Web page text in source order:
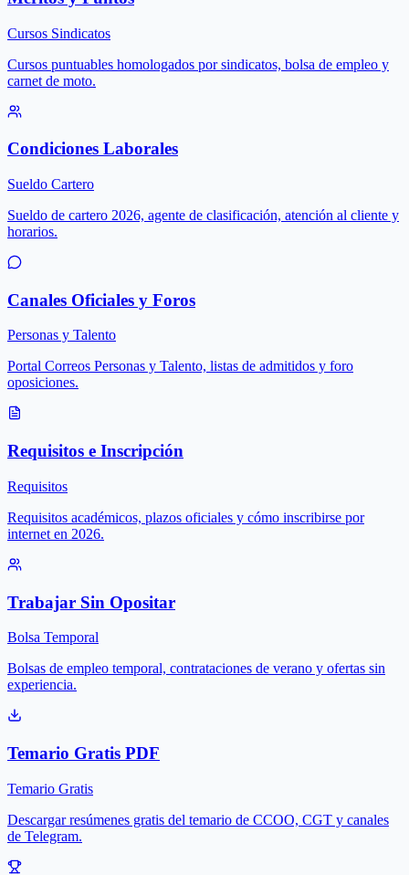
Cursos Sindicatos
Cursos puntuables homologados por sindicatos, bolsa de empleo y
carnet de moto.
Condiciones Laborales
Sueldo Cartero
Sueldo de cartero 2026, agente de clasificación, atención al cliente y
horarios.
Canales Oficiales y Foros
Personas y Talento
Portal Correos Personas y Talento, listas de admitidos y foro
oposiciones.
Requisitos e Inscripción
Requisitos
Requisitos académicos, plazos oficiales y cómo inscribirse por
internet en 2026.
Trabajar Sin Opositar
Bolsa Temporal
Bolsas de empleo temporal, contrataciones de verano y ofertas sin
experiencia.
Temario Gratis PDF
Temario Gratis
Descargar resúmenes gratis del temario de CCOO, CGT y canales
de Telegram.